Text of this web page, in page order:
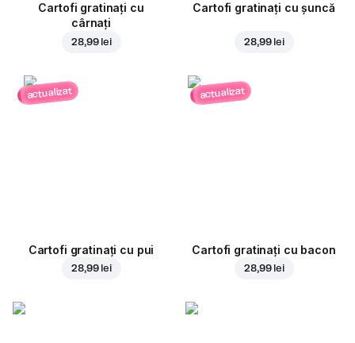
Cartofi gratinați cu
cârnați
28,99 lei
Cartofi gratinați cu șuncă
28,99 lei
actualizat
Cartofi gratinați cu pui
28,99 lei
actualizat
Cartofi gratinați cu bacon
28,99 lei